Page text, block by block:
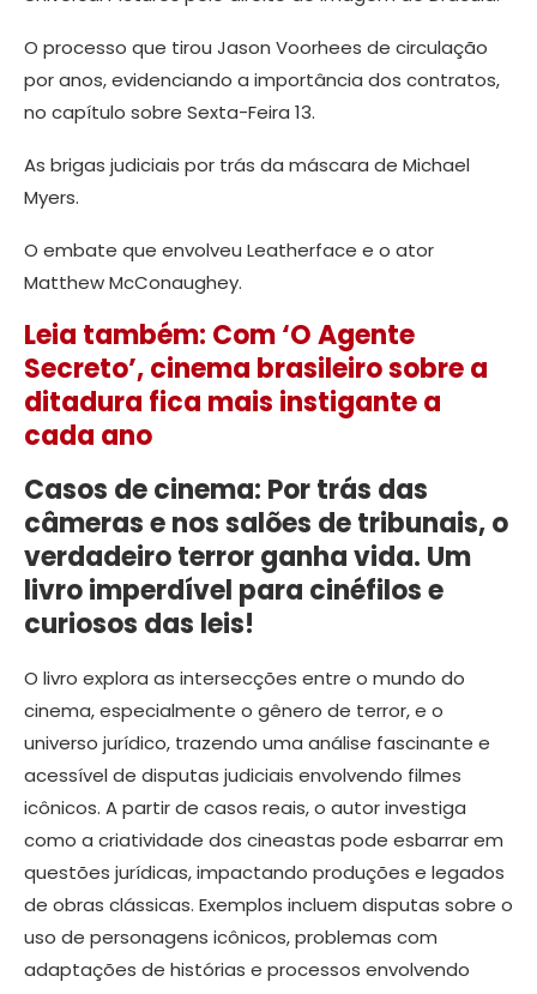
O processo que tirou Jason Voorhees de circulação
por anos, evidenciando a importância dos contratos,
no capítulo sobre Sexta-Feira 13.
As brigas judiciais por trás da máscara de Michael
Myers.
O embate que envolveu Leatherface e o ator
Matthew McConaughey.
Leia também: Com ‘O Agente
Secreto’, cinema brasileiro sobre a
ditadura fica mais instigante a
cada ano
Casos de cinema: Por trás das
câmeras e nos salões de tribunais, o
verdadeiro terror ganha vida. Um
livro imperdível para cinéfilos e
curiosos das leis!
O livro explora as intersecções entre o mundo do
cinema, especialmente o gênero de terror, e o
universo jurídico, trazendo uma análise fascinante e
acessível de disputas judiciais envolvendo filmes
icônicos. A partir de casos reais, o autor investiga
como a criatividade dos cineastas pode esbarrar em
questões jurídicas, impactando produções e legados
de obras clássicas. Exemplos incluem disputas sobre o
uso de personagens icônicos, problemas com
adaptações de histórias e processos envolvendo